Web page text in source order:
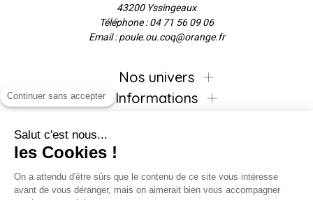
43200 Yssingeaux
Téléphone : 04 71 56 09 06
Email : poule.ou.coq@orange.fr
Nos univers
Informations
Inscrivez-vous à la newsletter !
Continuer sans accepter
Salut c'est nous...
les Cookies !
On a attendu d'être sûrs que le contenu de ce site vous intéresse
avant de vous déranger, mais on aimerait bien vous accompagner